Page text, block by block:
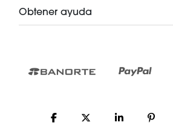
Obtener ayuda